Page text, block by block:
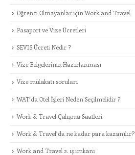
Öğrenci Olmayanlar için Work and Travel
Pasaport ve Vize Ücretleri
SEVIS Ücreti Nedir ?
Vize Belgelerinin Hazırlanması
Vize mülakatı soruları
WAT’da Otel İşleri Neden Seçilmelidir ?
Work & Travel Çalışma Saatleri
Work & Travel’da ne kadar para kazanılır?
Work and Travel 2. iş imkanı